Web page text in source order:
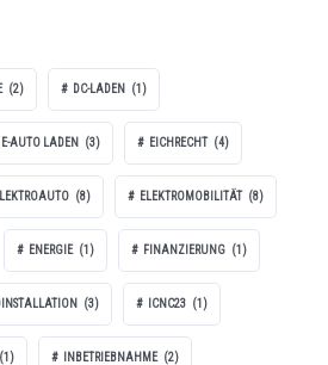
(2) DC-LADEN (1)
E-AUTO LADEN (3) EICHRECHT (4)
(8) ELEKTROMOBILITÄT (8)
ENERGIE (1) FINANZIERUNG (1)
(3) ICNC23 (1)
(1) INBETRIEBNAHME (2)